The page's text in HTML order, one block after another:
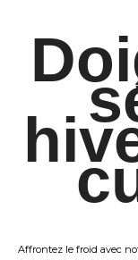
Affrontez le froid avec